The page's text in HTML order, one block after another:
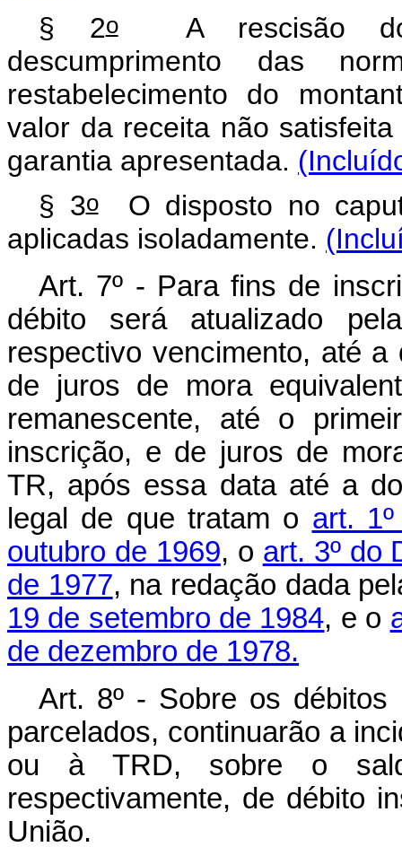
§ 2oA rescisão do
descumprimento das
restabelecimento do
valor da receita não
garantia apresentada.
§ 3oO disposto no
aplicadas isoladamente.
Art. 7º - Para fins de
débito será atualizado
respectivo vencimento, até
de juros de mora
remanescente, até o
inscrição, e de juros de
TR, após essa data até a
legal de que tratam o art.
outubro de 1969, o art. 3º do
de 1977, na redação dada
19 de setembro de 1984, e o
de dezembro de 1978.
Art. 8º - Sobre os
parcelados, continuarão a
ou à TRD, sobre o
respectivamente, de débito
União.